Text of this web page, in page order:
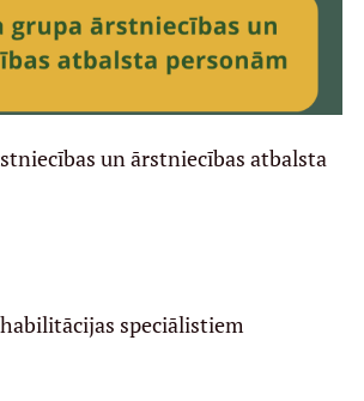
un ārstniecības atbalsta
speciālistiem